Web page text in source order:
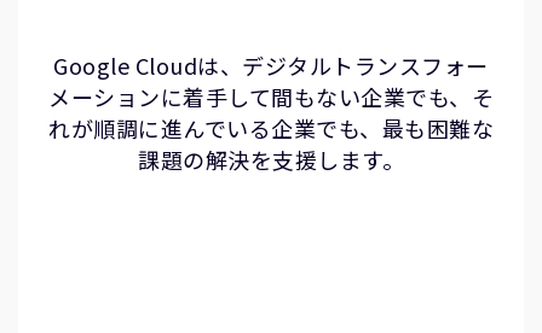
Google Cloudは、デジタルトランスフォー
メーションに着手して間もない企業でも、そ
れが順調に進んでいる企業でも、最も困難な
課題の解決を支援します。